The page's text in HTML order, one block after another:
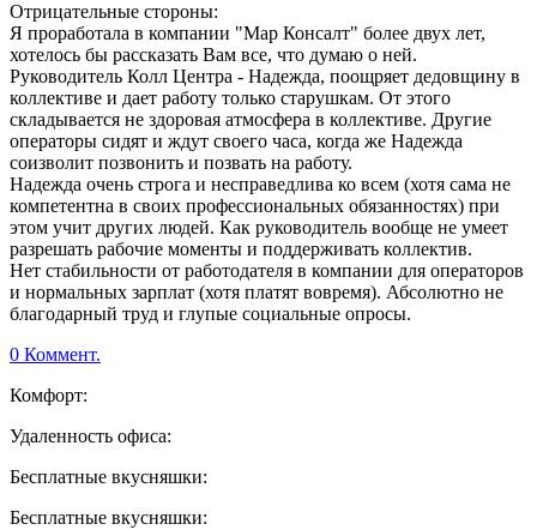
Отрицательные стороны:
Я проработала в компании "Мар Консалт" более двух лет,
хотелось бы рассказать Вам все, что думаю о ней.
Руководитель Колл Центра - Надежда, поощряет дедовщину в
коллективе и дает работу только старушкам. От этого
складывается не здоровая атмосфера в коллективе. Другие
операторы сидят и ждут своего часа, когда же Надежда
соизволит позвонить и позвать на работу.
Надежда очень строга и несправедлива ко всем (хотя сама не
компетентна в своих профессиональных обязанностях) при
этом учит других людей. Как руководитель вообще не умеет
разрешать рабочие моменты и поддерживать коллектив.
Нет стабильности от работодателя в компании для операторов
и нормальных зарплат (хотя платят вовремя). Абсолютно не
благодарный труд и глупые социальные опросы.
0 Коммент.
Комфорт:
Удаленность офиса:
Бесплатные вкусняшки:
Бесплатные вкусняшки: